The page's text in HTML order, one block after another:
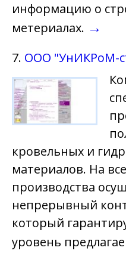
информацию о
метериалах. →
7. ООО "УнИКРоМ-
кровельных и
материалов. На
производства
непрерывный
который
уровень